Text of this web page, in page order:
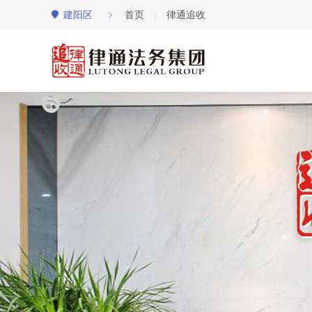
 建阳区 首页 律通追收